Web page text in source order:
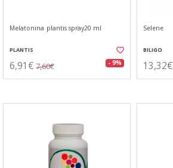
Melatonina plantis spray20 ml
PLANTIS
6,91€ 7,60€ - 9%
Selene
BILIGO
13,32€